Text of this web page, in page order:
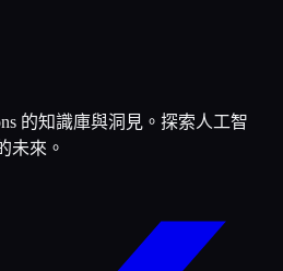
的知識庫與洞見。探索人工智
未來。